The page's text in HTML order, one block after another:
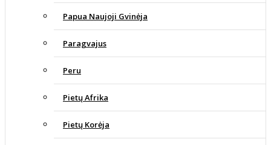
Papua Naujoji Gvinėja
Paragvajus
Peru
Pietų Afrika
Pietų Korėja